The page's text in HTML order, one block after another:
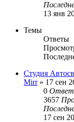
13 янв
Темы
Ответы
Студия
Mirr» 17 сен
0
3657
17 сен